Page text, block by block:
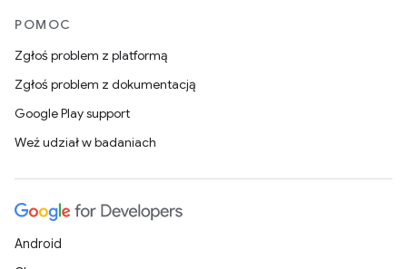
POMOC
Zgłoś problem z platformą
Zgłoś problem z dokumentacją
Google Play support
Weź udział w badaniach
Android